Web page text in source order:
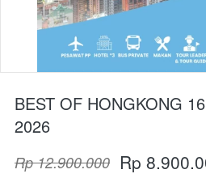
BEST OF HONGKONG
2026
Rp 12.900.000 Rp